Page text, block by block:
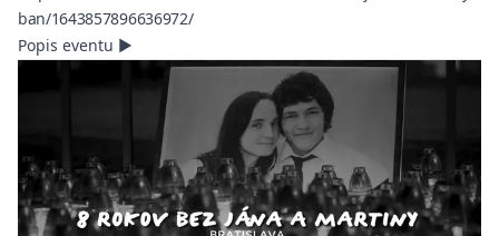
ban/1643857896636972/(opens in a new tab)
Popis eventu ▶